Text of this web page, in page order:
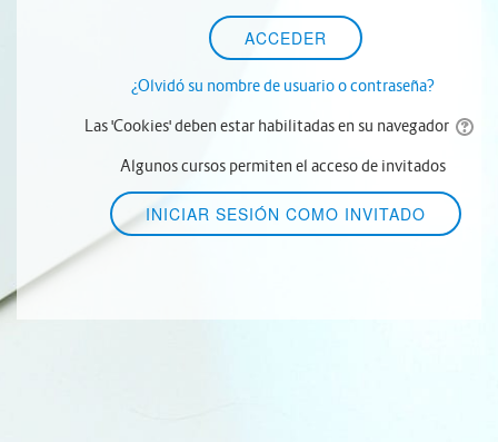
¿Olvidó su nombre de usuario o contraseña?
Las 'Cookies' deben estar habilitadas en su navegador
Algunos cursos permiten el acceso de invitados